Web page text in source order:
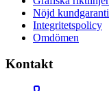
Nöjd kundgaranti
Integritetspolicy
Omdömen
Kontakt